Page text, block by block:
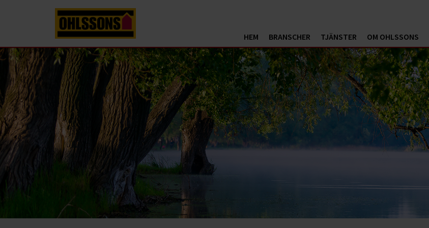
HEM BRANSCHER TJÄNSTER OM OHLSSONS